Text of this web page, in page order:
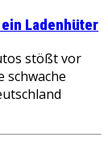
Ladenhüter
stößt vor
schwache